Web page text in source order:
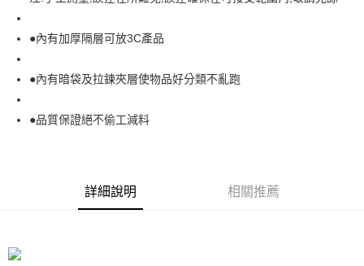
每筆NT$80，滿NT$699(含以上)免運費
●內有加厚隔層可放3C產品
●內有暗袋及拉鍊夾層使物品好分類不亂跑
●品質保證絕不偷工減料
詳細說明 相關推薦